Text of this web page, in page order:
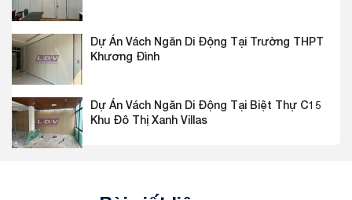
Dự Án Vách Ngăn Di Động Tại Trường THPT
Khương Đình
Dự Án Vách Ngăn Di Động Tại Biệt Thự C15
Khu Đô Thị Xanh Villas